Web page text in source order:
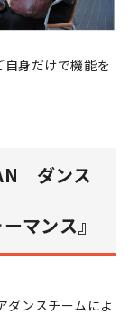
身だけで機能を
ダンス
マンス』
ダンスチームによ